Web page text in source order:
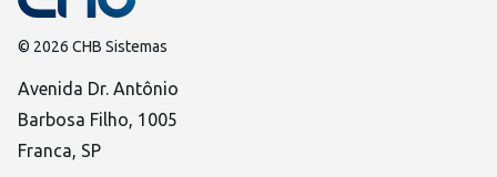
© 2026 CHB Sistemas
Avenida Dr. Antônio
Barbosa Filho, 1005
Franca, SP